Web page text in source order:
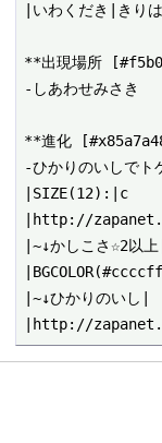
|いわくだき|きり
**出現場所
-しあわせみさき
**進化
-ひかりのいしでト
|SIZE(12):|c
|http://
|~↓かしこさ☆2以上|
|~↓ひかりのいし|